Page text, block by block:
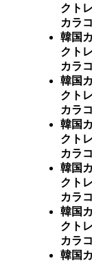
クト
カラ
韓国
クト
カラ
韓国
クト
カラ
韓国
クト
カラ
韓国
クト
カラ
韓国
クト
カラ
韓国